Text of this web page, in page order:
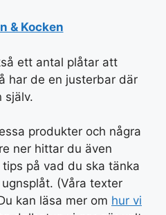
& Kocken
ett antal plåtar att
har de en justerbar där
själv.
produkter och några
ner hittar du även
på vad du ska tänka
(Våra texter
kan läsa mer om hur vi